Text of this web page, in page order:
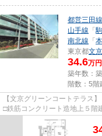
都営三田線
山手線 「
南北線 「
東京都文
34.6万
築年数：
階数：5階
【文京グリーンコートテラ
□鉄筋コンクリート造地上５階
のご紹介です！ 都営三田線「...